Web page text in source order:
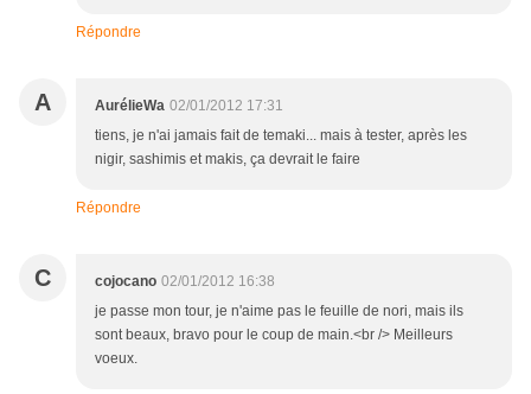
Répondre
A AurélieWa 02/01/2012 17:31
tiens, je n'ai jamais fait de temaki... mais à tester, après les
nigir, sashimis et makis, ça devrait le faire
Répondre
C cojocano 02/01/2012 16:38
je passe mon tour, je n'aime pas le feuille de nori, mais ils
sont beaux, bravo pour le coup de main.<br /> Meilleurs
voeux.